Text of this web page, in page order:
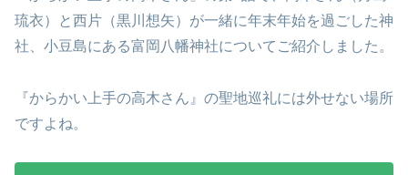
琉衣）と西片（黒川想矢）が一緒に年末年始を過ごした神
社、小豆島にある富岡八幡神社についてご紹介しました。
『からかい上手の高木さん』の聖地巡礼には外せない場所
ですよね。